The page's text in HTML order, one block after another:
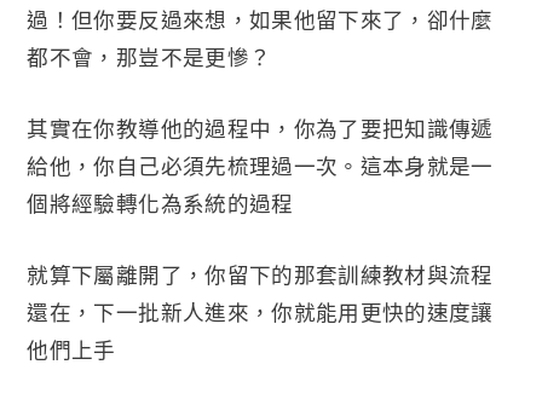
過！但你要反過來想，如果他留下來了，卻什麼
都不會，那豈不是更慘？
其實在你教導他的過程中，你為了要把知識傳遞
給他，你自己必須先梳理過一次。這本身就是一
個將經驗轉化為系統的過程
就算下屬離開了，你留下的那套訓練教材與流程
還在，下一批新人進來，你就能用更快的速度讓
他們上手